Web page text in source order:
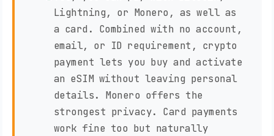
Lightning, or Monero, as well as
a card. Combined with no account,
email, or ID requirement, crypto
payment lets you buy and activate
an eSIM without leaving personal
details. Monero offers the
strongest privacy. Card payments
work fine too but naturally